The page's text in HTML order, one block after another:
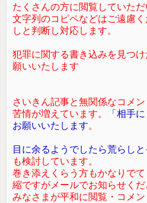
たくさんの方に閲覧していた
文字列のコピペなどはご遠慮
しと判断し対応します。
犯罪に関する書き込みを見つ
願いいたします
さいきん記事と無関係なコメン
苦情が増えています。
「相手
お願いいたします。
目に余るようでしたら荒らし
も検討しています。
巻き添えくらう方もかなりで
縮ですがメールでお知らせくだ
みなさまが平和に閲覧・コメ